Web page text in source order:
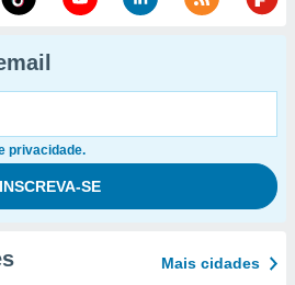
privacidade.
Mais cidades